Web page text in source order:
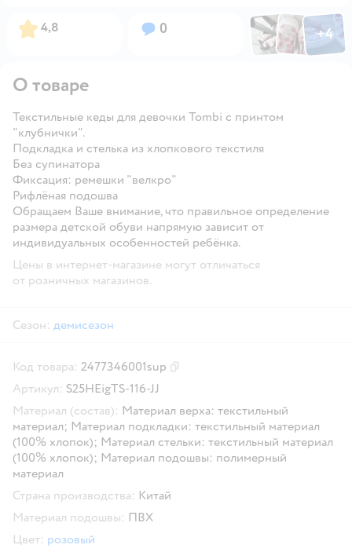
Рейтинг:
4,8 Вопросов:
0 ФотоФотоФото
+4
Открыть
О товаре
Текстильные кеды для девочки Tombi с принтом
"клубнички".
Подкладка и стелька из хлопкового текстиля
Без супинатора
Фиксация: ремешки "велкро"
Рифлёная подошва
Обращаем Ваше внимание, что правильное определение
размера детской обуви напрямую зависит от
индивидуальных особенностей ребёнка.
Цены в интернет-магазине могут отличаться
от розничных магазинов.
Сезон: демисезон
Код товара: 2477346001sup
Артикул: S25HEigTS-116-JJ
Материал (состав): Материал верха: текстильный
материал; Материал подкладки: текстильный материал
(100% хлопок); Материал стельки: текстильный материал
(100% хлопок); Материал подошвы: полимерный
материал
Страна производства: Китай
Материал подошвы: ПВХ
Цвет: розовый